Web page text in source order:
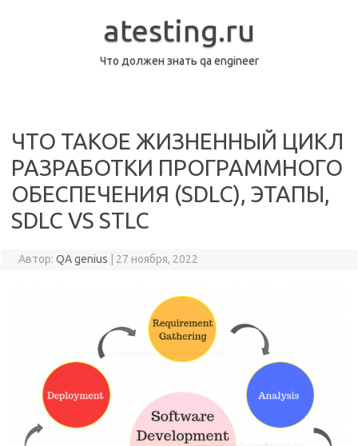
atesting.ru
Что должен знать qa engineer
ЧТО ТАКОЕ ЖИЗНЕННЫЙ ЦИКЛ
РАЗРАБОТКИ ПРОГРАММНОГО
ОБЕСПЕЧЕНИЯ (SDLC), ЭТАПЫ,
SDLC VS STLC
Автор: QA genius 27 ноября, 2022